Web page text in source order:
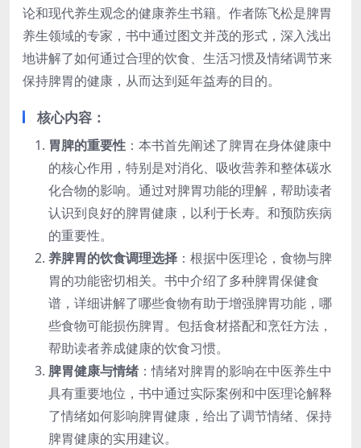
论和现代养生观念的健康养生书籍。作者陈飞松是脾胃
养生领域的专家，书中通过图文并茂的形式，深入浅出
地讲解了如何通过合理的饮食、生活习惯及情绪调节来
保持脾胃的健康，从而达到延年益寿的目的。
核心内容：
胃脾的重要性 ：本书首先阐述了脾胃在身体健康中
的核心作用，特别是对消化、吸收营养和整体碳水
化合物的影响。通过对脾胃功能的理解，帮助读者
认识到良好的脾胃健康，以利于长寿。和预防疾病
的重要性。
养脾胃的饮食调理选择 ：根据中医理论，食物与脾
胃的功能密切相关。书中介绍了多种脾胃保健食
谱，详细讲解了哪些食物有助于增强脾胃功能，哪
些食物可能损伤脾胃。包括食材搭配和烹饪方法，
帮助读者养成健康的饮食习惯。
脾胃健康与情绪 ：情绪对脾胃的影响在中医养生中
具有重要地位，书中通过实际案例和中医理论解释
了情绪如何影响脾胃健康，给出了调节情绪、保持
脾胃健康的实用建议。